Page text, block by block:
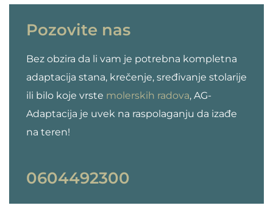
Pozovite nas
Bez obzira da li vam je potrebna kompletna
adaptacija stana, krečenje, sređivanje stolarije
ili bilo koje vrste molerskih radova, AG-
Adaptacija je uvek na raspolaganju da izađe
na teren!
0604492300